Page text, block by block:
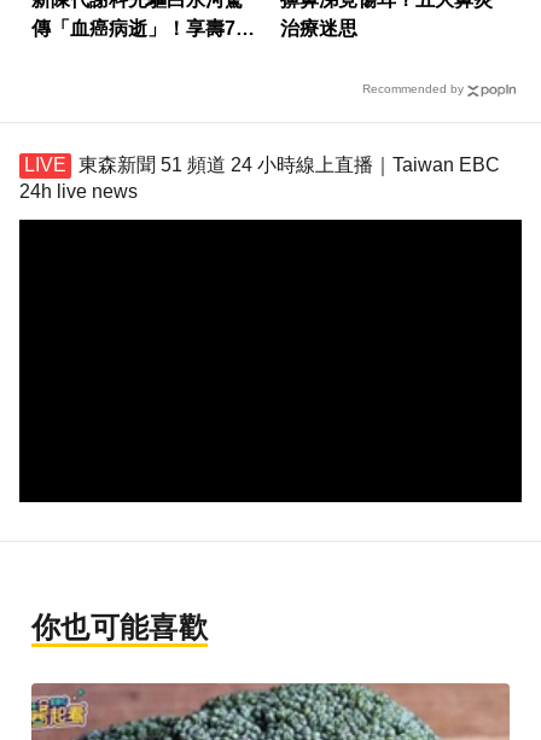
傳「血癌病逝」！享壽75
治療迷思
Recommended by
東森新聞 51 頻道 24 小時線上直播｜Taiwan EBC
24h live news
你也可能喜歡